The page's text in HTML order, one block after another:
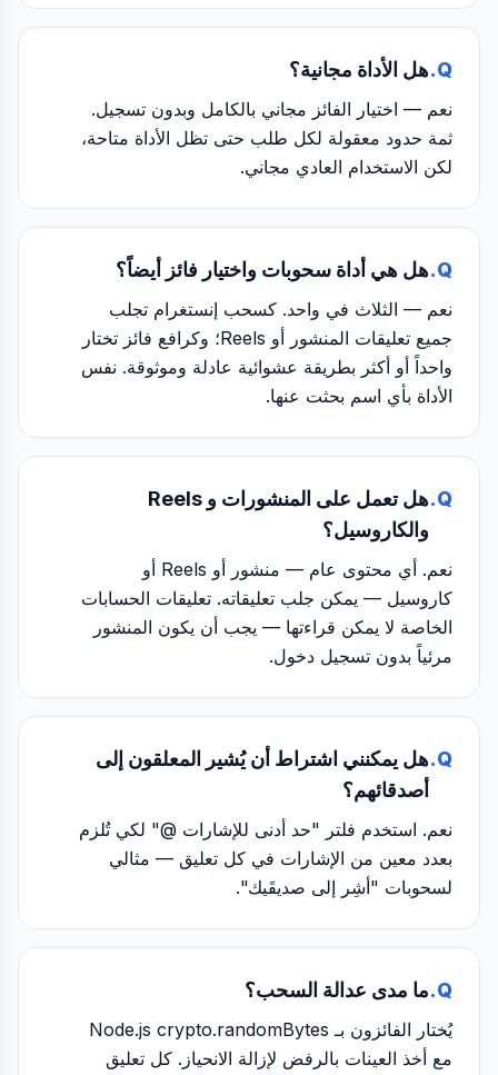
Q. هل الأداة مجانية؟
نعم — اختيار الفائز مجاني بالكامل وبدون تسجيل.
ثمة حدود معقولة لكل طلب حتى تظل الأداة متاحة،
لكن الاستخدام العادي مجاني.
Q. هل هي أداة سحوبات واختيار فائز أيضاً؟
نعم — الثلاث في واحد. كسحب إنستغرام تجلب
جميع تعليقات المنشور أو Reels؛ وكرافع فائز تختار
واحداً أو أكثر بطريقة عشوائية عادلة وموثوقة. نفس
الأداة بأي اسم بحثت عنها.
Q.
هل تعمل على المنشورات و Reels
والكاروسيل؟
نعم. أي محتوى عام — منشور أو Reels أو
كاروسيل — يمكن جلب تعليقاته. تعليقات الحسابات
الخاصة لا يمكن قراءتها — يجب أن يكون المنشور
مرئياً بدون تسجيل دخول.
Q. هل يمكنني اشتراط أن يُشير المعلقون إلى
أصدقائهم؟
نعم. استخدم فلتر "حد أدنى للإشارات @" لكي تُلزم
بعدد معين من الإشارات في كل تعليق — مثالي
لسحوبات "أشِر إلى صديقَيك".
Q. ما مدى عدالة السحب؟
يُختار الفائزون بـ Node.js crypto.randomBytes
مع أخذ العينات بالرفض لإزالة الانحياز. كل تعليق